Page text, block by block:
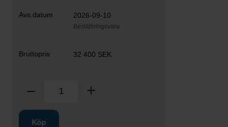
2026-09-10
Beställningsvara
32 400 SEK
Ta bort
Köp